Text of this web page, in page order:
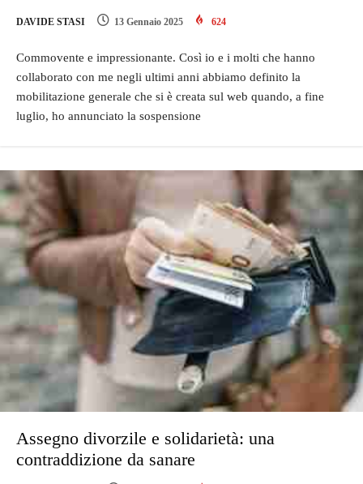
DAVIDE STASI 13 Gennaio 2025 624
Commovente e impressionante. Così io e i molti che hanno
collaborato con me negli ultimi anni abbiamo definito la
mobilitazione generale che si è creata sul web quando, a fine
luglio, ho annunciato la sospensione
Assegno divorzile e solidarietà: una
contraddizione da sanare